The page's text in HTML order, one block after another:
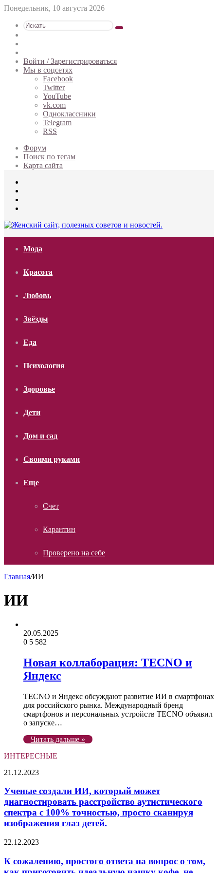
Понедельник, 10 августа 2026
Искать
статья
Войти / Зарегистрироваться
Мы в соцсетях
Facebook
Twitter
YouTube
vk.com
Одноклассники
Telegram
RSS
Форум
Поиск по тегам
Карта сайта
Мода
Красота
Любовь
Звёзды
Еда
Психология
Здоровье
Дети
Дом и сад
Своими руками
Еще
Счет
Карантин
Проверено на себе
Главная/ИИ
ИИ
20.05.2025
0 5 582
Новая коллаборация: TECNO и
Яндекс
TECNO и Яндекс обсуждают развитие ИИ в смартфонах
для российского рынка. Международный бренд
смартфонов и персональных устройств TECNO объявил
о запуске…
Читать дальше »
ИНТЕРЕСНЫЕ
Ученые
ИИ,
может
диагностировать
расстройство
спектра
100%
21.12.2023
Ученые создали ИИ, который может
диагностировать расстройство аутистического
спектра с 100% точностью, просто сканируя
изображения глаз детей.
К
простого
ответа
22.12.2023
К сожалению, простого ответа на вопрос о том,